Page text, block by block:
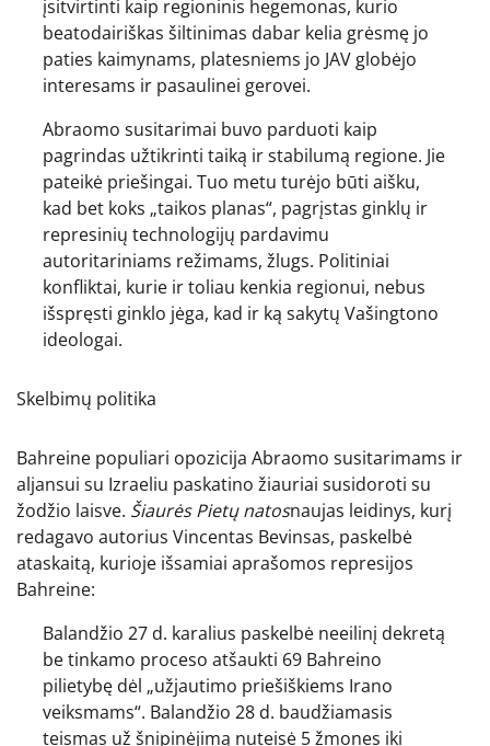
įsitvirtinti kaip regioninis hegemonas, kurio
beatodairiškas šiltinimas dabar kelia grėsmę jo
paties kaimynams, platesniems jo JAV globėjo
interesams ir pasaulinei gerovei.
Abraomo susitarimai buvo parduoti kaip
pagrindas užtikrinti taiką ir stabilumą regione. Jie
pateikė priešingai. Tuo metu turėjo būti aišku,
kad bet koks „taikos planas“, pagrįstas ginklų ir
represinių technologijų pardavimu
autoritariniams režimams, žlugs. Politiniai
konfliktai, kurie ir toliau kenkia regionui, nebus
išspręsti ginklo jėga, kad ir ką sakytų Vašingtono
ideologai.
Skelbimų politika
Bahreine populiari opozicija Abraomo susitarimams ir
aljansui su Izraeliu paskatino žiauriai susidoroti su
žodžio laisve. Šiaurės Pietų natosnaujas leidinys, kurį
redagavo autorius Vincentas Bevinsas, paskelbė
ataskaitą, kurioje išsamiai aprašomos represijos
Bahreine:
Balandžio 27 d. karalius paskelbė neeilinį dekretą
be tinkamo proceso atšaukti 69 Bahreino
pilietybę dėl „užjautimo priešiškiems Irano
veiksmams“. Balandžio 28 d. baudžiamasis
teismas už šnipinėjimą nuteisė 5 žmones iki